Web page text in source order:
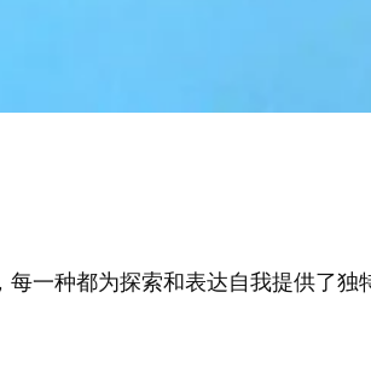
一种都为探索和表达自我提供了独